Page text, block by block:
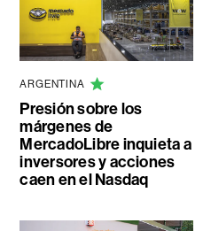
ARGENTINA
Presión sobre los
márgenes de
MercadoLibre inquieta a
inversores y acciones
caen en el Nasdaq